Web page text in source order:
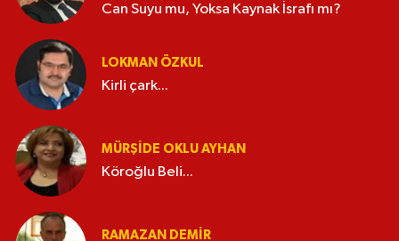
Can Suyu mu, Yoksa Kaynak İsrafı mı?
LOKMAN ÖZKUL
Kirli çark...
MÜRŞIDE OKLU AYHAN
Köroğlu Beli...
RAMAZAN DEMİR